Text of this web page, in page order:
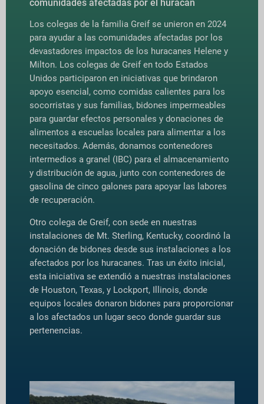
comunidades afectadas por el huracán
Los colegas de la familia Greif se unieron en 2024
para ayudar a las comunidades afectadas por los
devastadores impactos de los huracanes Helene y
Milton. Los colegas de Greif en todo Estados
Unidos participaron en iniciativas que brindaron
apoyo esencial, como comidas calientes para los
socorristas y sus familias, bidones impermeables
para guardar efectos personales y donaciones de
alimentos a escuelas locales para alimentar a los
necesitados. Además, donamos contenedores
intermedios a granel (IBC) para el almacenamiento
y distribución de agua, junto con contenedores de
gasolina de cinco galones para apoyar las labores
de recuperación.
Otro colega de Greif, con sede en nuestras
instalaciones de Mt. Sterling, Kentucky, coordinó la
donación de bidones desde sus instalaciones a los
afectados por los huracanes. Tras un éxito inicial,
esta iniciativa se extendió a nuestras instalaciones
de Houston, Texas, y Lockport, Illinois, donde
equipos locales donaron bidones para proporcionar
a los afectados un lugar seco donde guardar sus
pertenencias.